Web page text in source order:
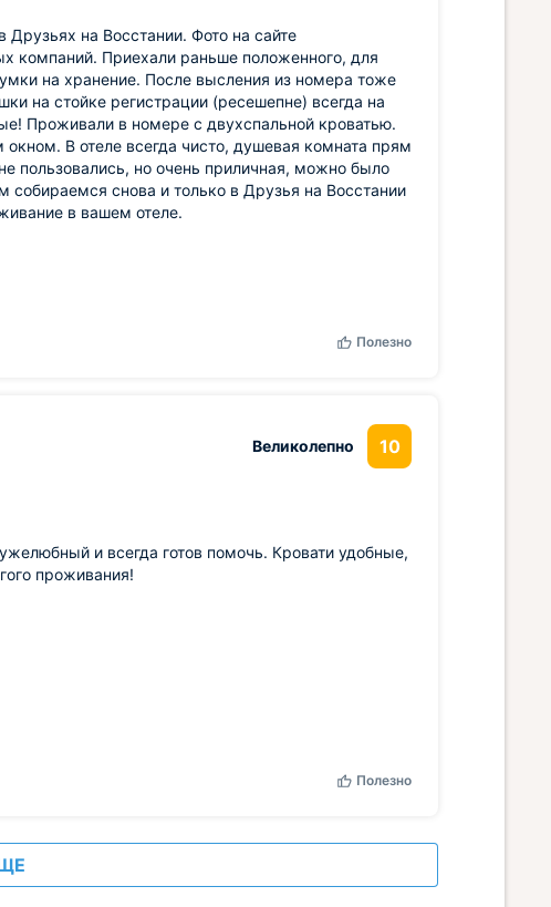
на Восстании. Фото на сайте
компаний. Приехали раньше положенного, для
на хранение. После высления из номера тоже
на стойке регистрации (ресешепне) всегда на
Проживали в номере с двухспальной кроватью.
В отеле всегда чисто, душевая комната прям
пользовались, но очень приличная, можно было
снова и только в Друзья на Восстании
в вашем отеле.
Полезно
Великолепно 10
и всегда готов помочь. Кровати удобные,
проживания!
Полезно